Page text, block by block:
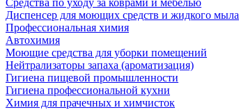
Диспенсер для моющих средств и жидкого мыла
Профессиональная химия
Автохимия
Моющие средства для уборки помещений
Нейтрализаторы запаха (ароматизация)
Гигиена пищевой промышленности
Гигиена профессиональной кухни
Химия для прачечных и химчисток